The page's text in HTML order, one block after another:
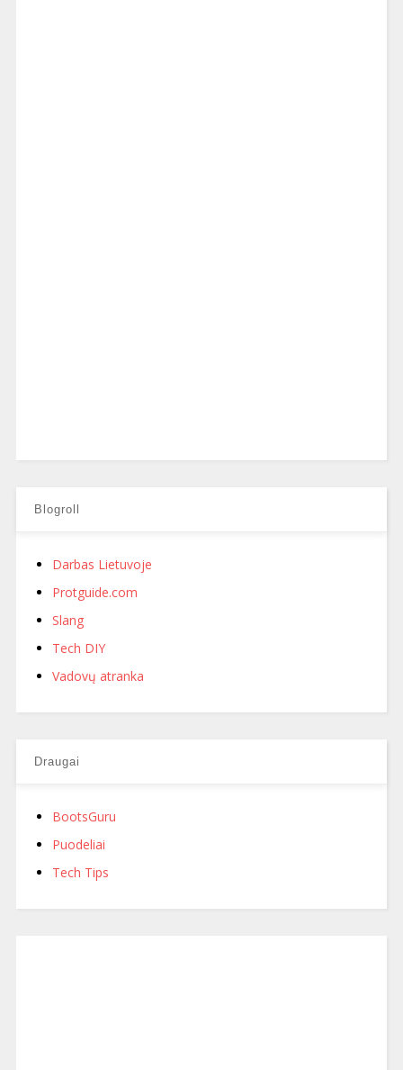
Blogroll
Darbas Lietuvoje
Protguide.com
Slang
Tech DIY
Vadovų atranka
Draugai
BootsGuru
Puodeliai
Tech Tips